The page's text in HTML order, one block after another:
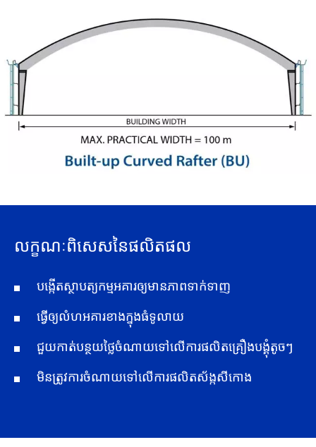
លក្ខណៈពិសេសនៃផលិតផល
បង្កើតស្ថាបត្យកម្មអគារឲ្យមានភាពទាក់ទាញ
ធ្វើឲ្យលំហអគារខាងក្នុងធំទូលាយ
ជួយកាត់បន្ថយថ្លៃចំណាយទៅលើការផលិតគ្រឿងបង្គុំតូចៗ
មិនត្រូវការចំណាយទៅលើការផលិតស័ង្កសីកោង